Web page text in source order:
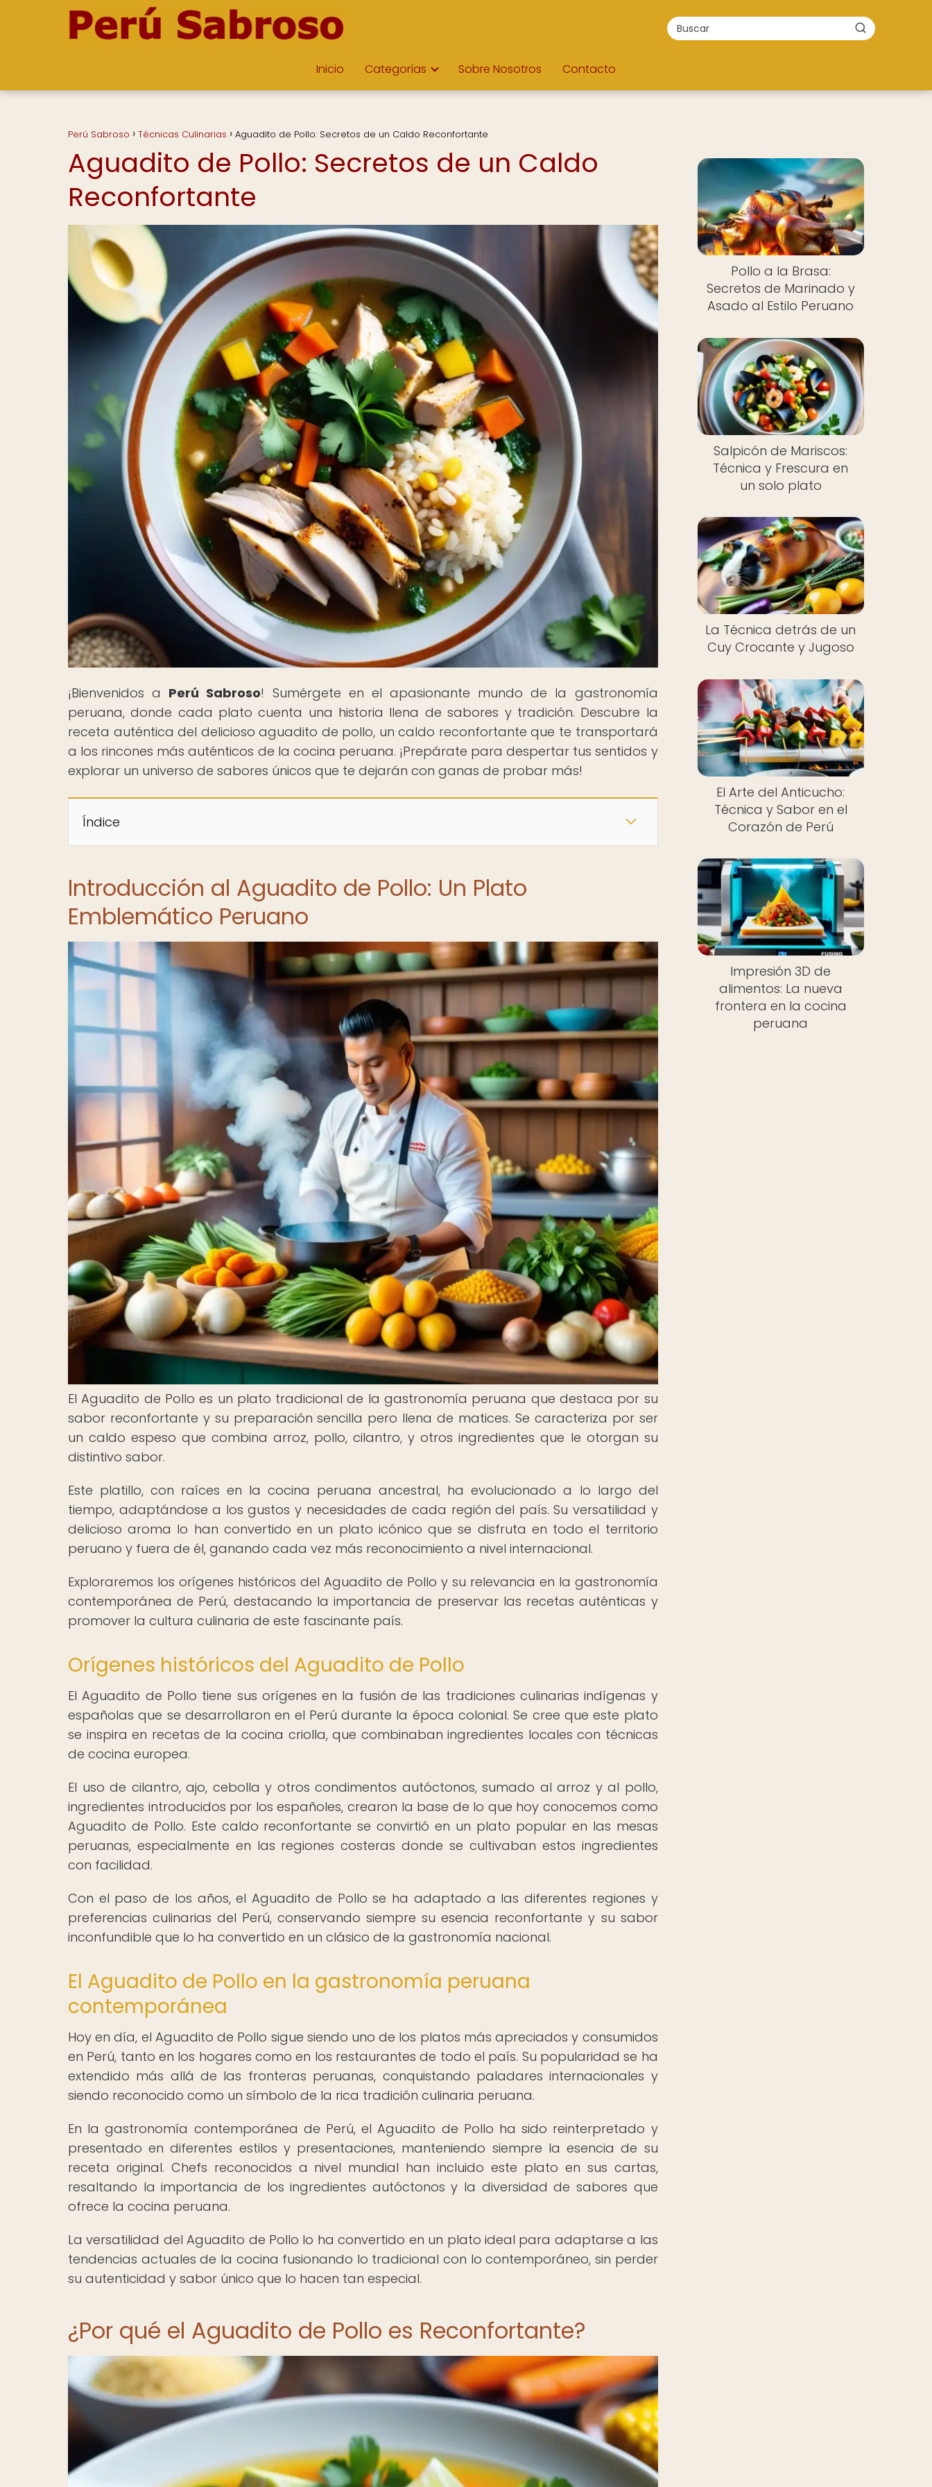
Inicio Categorías Sobre Nosotros Contacto
Perú Sabroso Técnicas Culinarias Aguadito de Pollo: Secretos de un Caldo Reconfortante
Aguadito de Pollo: Secretos de un Caldo
Reconfortante
¡Bienvenidos a Perú Sabroso! Sumérgete en el apasionante mundo de la gastronomía
peruana, donde cada plato cuenta una historia llena de sabores y tradición. Descubre la
receta auténtica del delicioso aguadito de pollo, un caldo reconfortante que te transportará
a los rincones más auténticos de la cocina peruana. ¡Prepárate para despertar tus sentidos y
explorar un universo de sabores únicos que te dejarán con ganas de probar más!
Índice
Introducción al Aguadito de Pollo: Un Plato
Emblemático Peruano
El Aguadito de Pollo es un plato tradicional de la gastronomía peruana que destaca por su
sabor reconfortante y su preparación sencilla pero llena de matices. Se caracteriza por ser
un caldo espeso que combina arroz, pollo, cilantro, y otros ingredientes que le otorgan su
distintivo sabor.
Este platillo, con raíces en la cocina peruana ancestral, ha evolucionado a lo largo del
tiempo, adaptándose a los gustos y necesidades de cada región del país. Su versatilidad y
delicioso aroma lo han convertido en un plato icónico que se disfruta en todo el territorio
peruano y fuera de él, ganando cada vez más reconocimiento a nivel internacional.
Exploraremos los orígenes históricos del Aguadito de Pollo y su relevancia en la gastronomía
contemporánea de Perú, destacando la importancia de preservar las recetas auténticas y
promover la cultura culinaria de este fascinante país.
Orígenes históricos del Aguadito de Pollo
El Aguadito de Pollo tiene sus orígenes en la fusión de las tradiciones culinarias indígenas y
españolas que se desarrollaron en el Perú durante la época colonial. Se cree que este plato
se inspira en recetas de la cocina criolla, que combinaban ingredientes locales con técnicas
de cocina europea.
El uso de cilantro, ajo, cebolla y otros condimentos autóctonos, sumado al arroz y al pollo,
ingredientes introducidos por los españoles, crearon la base de lo que hoy conocemos como
Aguadito de Pollo. Este caldo reconfortante se convirtió en un plato popular en las mesas
peruanas, especialmente en las regiones costeras donde se cultivaban estos ingredientes
con facilidad.
Con el paso de los años, el Aguadito de Pollo se ha adaptado a las diferentes regiones y
preferencias culinarias del Perú, conservando siempre su esencia reconfortante y su sabor
inconfundible que lo ha convertido en un clásico de la gastronomía nacional.
El Aguadito de Pollo en la gastronomía peruana
contemporánea
Hoy en día, el Aguadito de Pollo sigue siendo uno de los platos más apreciados y consumidos
en Perú, tanto en los hogares como en los restaurantes de todo el país. Su popularidad se ha
extendido más allá de las fronteras peruanas, conquistando paladares internacionales y
siendo reconocido como un símbolo de la rica tradición culinaria peruana.
En la gastronomía contemporánea de Perú, el Aguadito de Pollo ha sido reinterpretado y
presentado en diferentes estilos y presentaciones, manteniendo siempre la esencia de su
receta original. Chefs reconocidos a nivel mundial han incluido este plato en sus cartas,
resaltando la importancia de los ingredientes autóctonos y la diversidad de sabores que
ofrece la cocina peruana.
La versatilidad del Aguadito de Pollo lo ha convertido en un plato ideal para adaptarse a las
tendencias actuales de la cocina fusionando lo tradicional con lo contemporáneo, sin perder
su autenticidad y sabor único que lo hacen tan especial.
¿Por qué el Aguadito de Pollo es Reconfortante?
Pollo a la Brasa:
Secretos de Marinado y
Asado al Estilo Peruano
Salpicón de Mariscos:
Técnica y Frescura en
un solo plato
La Técnica detrás de un
Cuy Crocante y Jugoso
El Arte del Anticucho:
Técnica y Sabor en el
Corazón de Perú
Impresión 3D de
alimentos: La nueva
frontera en la cocina
peruana